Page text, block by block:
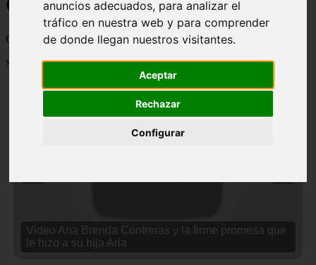
anuncios adecuados, para analizar el
tráfico en nuestra web y para comprender
de donde llegan nuestros visitantes.
Aceptar
Rechazar
Configurar
Cosas curiosas, curiosidades, noticias impactantes y mucho mas
Mostrando 1 - 24 de 2832 artículos
Video Ana Brenda Contreras y la firme promesa que
le hizo a su hija Aria